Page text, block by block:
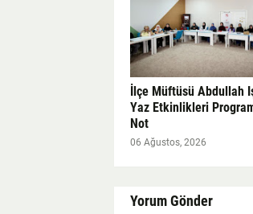
İlçe Müftüsü Abdullah
Yaz Etkinlikleri
Not
06 Ağustos, 2026
Yorum Gönder